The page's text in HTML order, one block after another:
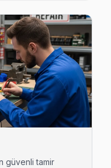
güvenli tamir